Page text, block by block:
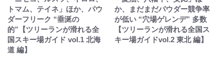
トマム、テイネ」ほか、パウ
ダーフリーク “垂涎の
的”【ツリーランが滑れる全
国スキー場ガイド vol.1 北海
道 編】
か、まだまだパウダー競争率
が低い “穴場ゲレンデ” 多数
【ツリーランが滑れる全国ス
キー場ガイドvol.2 東北 編】